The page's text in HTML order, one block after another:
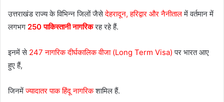
उत्तराखंड राज्य के विभिन्न जिलों जैसेदेहरादून, हरिद्वार और नैनीतालमें वर्तमान में
लगभग 250 पाकिस्तानी नागरिकरह रहे हैं.
इनमें से 247 नागरिक दीर्घकालिक वीजा (Long Term Visa) पर भारत आए
हुए हैं,
जिनमेंज्यादातर पाक हिंदू नागरिकशामिल हैं.